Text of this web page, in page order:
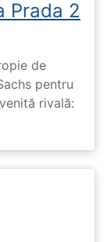
Prada 2
de
pentru
rivală: